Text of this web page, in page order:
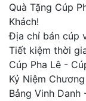
Quà Tặng Cúp
Khách!
Địa chỉ bán cúp
Tiết kiệm thời
Cúp Pha Lê -
Kỷ Niệm
Bảng Vinh